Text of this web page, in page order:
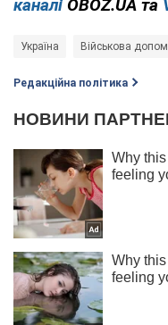
каналі OBOZ.UA та
Україна Військова
Редакційна політика